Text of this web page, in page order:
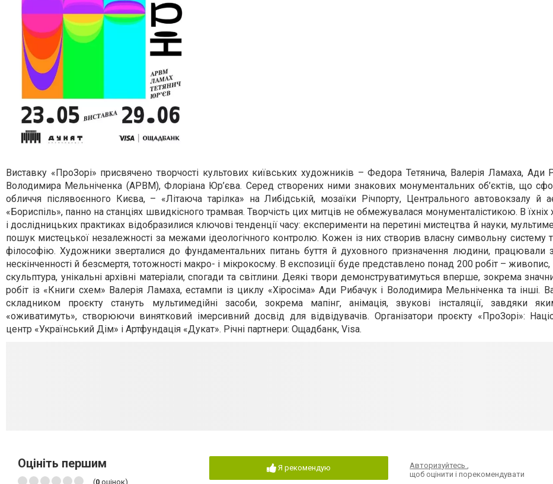
Виставку «ПроЗорі» присвячено творчості культових київських художників – Федора Тетянича, Валерія Ламаха, Ади
Володимира Мельніченка (АРВМ), Флоріана Юр’єва. Серед створених ними знакових монументальних об’єктів, що
обличчя післявоєнного Києва, – «Літаюча тарілка» на Либідській, мозаїки Річпорту, Центрального автовокзалу й
«Бориспіль», панно на станціях швидкісного трамвая. Творчість цих митців не обмежувалася монументалістикою. В їхніх
і дослідницьких практиках відобразилися ключові тенденції часу: експерименти на перетині мистецтва й науки,
пошук мистецької незалежності за межами ідеологічного контролю. Кожен із них створив власну символьну систему
філософію. Художники зверталися до фундаментальних питань буття й духовного призначення людини, працювали
нескінченності й безсмертя, тотожності макро- і мікрокосму. В експозиції буде представлено понад 200 робіт – живопис,
скульптура, унікальні архівні матеріали, спогади та світлини. Деякі твори демонструватимуться вперше, зокрема
робіт із «Книги схем» Валерія Ламаха, естампи із циклу «Хіросіма» Ади Рибачук і Володимира Мельніченка та інші.
складником проєкту стануть мультимедійні засоби, зокрема мапінг, анімація, звукові інсталяції, завдяки
«оживатимуть», створюючи винятковий імерсивний досвід для відвідувачів. Організатори проєкту «ПроЗорі»:
центр «Український Дім» і Артфундація «Дукат». Річні партнери: Ощадбанк, Visa.
Оцініть першим
(0 оцінок)
Я рекомендую Авторизуйтесь
щоб оцінити і порекомендувати